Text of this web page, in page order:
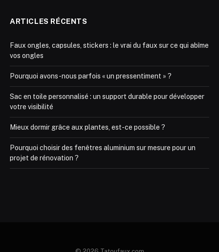
ARTICLES RÉCENTS
Faux ongles, capsules, stickers : le vrai du faux sur ce qui abîme
vos ongles
Pourquoi avons-nous parfois « un pressentiment » ?
Sac en toile personnalisé : un support durable pour développer
votre visibilité
Mieux dormir grâce aux plantes, est-ce possible ?
Pourquoi choisir des fenêtres aluminium sur mesure pour un
projet de rénovation ?